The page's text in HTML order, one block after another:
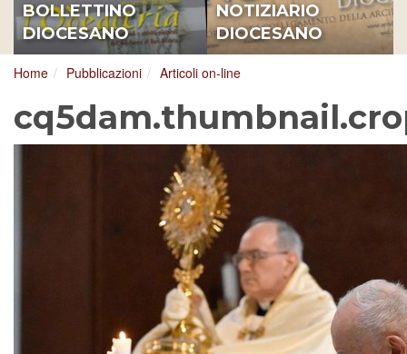
BOLLETTINO
DIOCESANO
NOTIZIARIO
DIOCESANO
Home Pubblicazioni Articoli on-line